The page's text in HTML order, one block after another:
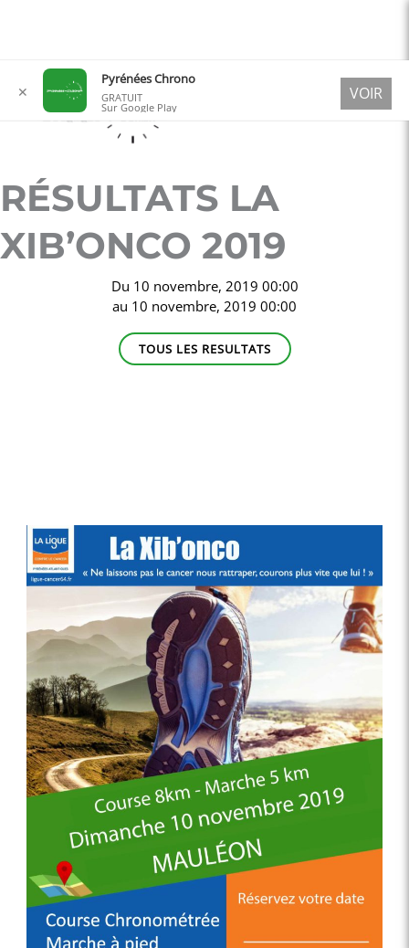
contenu
RÉSULTATS LA
XIB’ONCO 2019
Du 10 novembre, 2019 00:00
au 10 novembre, 2019 00:00
TOUS LES RESULTATS
✕
Pyrénées Chrono
GRATUIT
Sur Google Play
VOIR